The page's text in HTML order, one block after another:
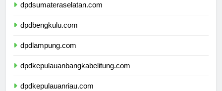
dpdsumateraselatan.com
dpdbengkulu.com
dpdlampung.com
dpdkepulauanbangkabelitung.com
dpdkepulauanriau.com